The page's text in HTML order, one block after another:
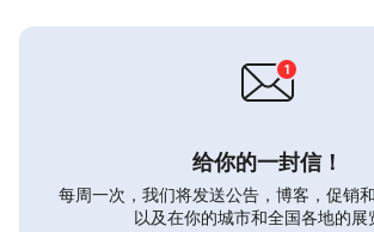
给你的一封信！
每周一次，我们将发送公告，博客，促销和
以及在你的城市和全国各地的展